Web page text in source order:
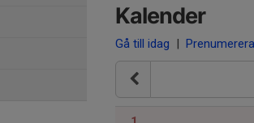
Kalender
Gå till idag | Prenumerera